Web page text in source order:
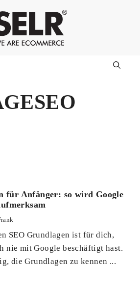
für Anfänger: so wird Google
SEO Grundlagen ist für dich,
nie mit Google beschäftigt hast.
die Grundlagen zu kennen ...